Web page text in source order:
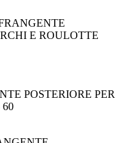
E ROULOTTE